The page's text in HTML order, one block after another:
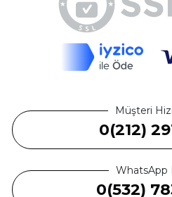
Müşteri
0(212)
WhatsApp
0(532)